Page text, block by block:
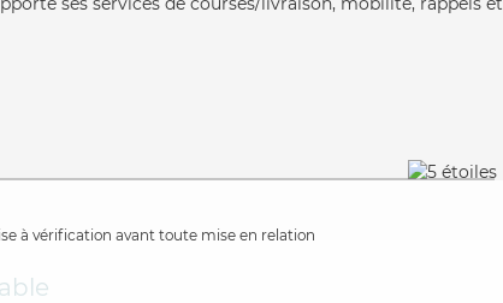
à vérification avant toute mise en relation